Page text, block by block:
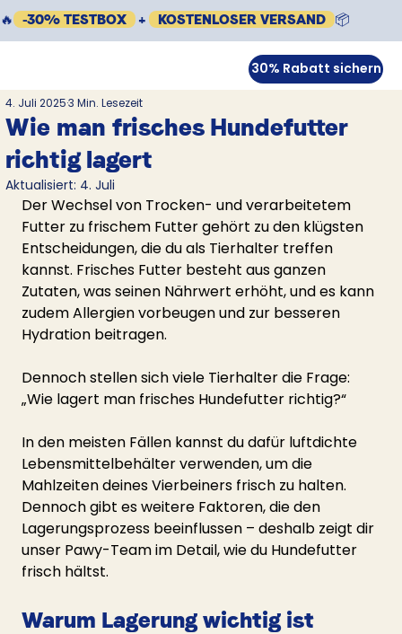
🔥 -30% TESTBOX + KOSTENLOSER VERSAND 📦
30% Rabatt sichern
Wie man frisches Hundefutter
richtig lagert
4. Juli 20253 Min. Lesezeit
Aktualisiert: 4. Juli
Der Wechsel von Trocken- und verarbeitetem
Futter zu frischem Futter gehört zu den klügsten
Entscheidungen, die du als Tierhalter treffen
kannst. Frisches Futter besteht aus ganzen
Zutaten, was seinen Nährwert erhöht, und es kann
zudem Allergien vorbeugen und zur besseren
Hydration beitragen.
Dennoch stellen sich viele Tierhalter die Frage:
„Wie lagert man frisches Hundefutter richtig?“
In den meisten Fällen kannst du dafür luftdichte
Lebensmittelbehälter verwenden, um die
Mahlzeiten deines Vierbeiners frisch zu halten.
Dennoch gibt es weitere Faktoren, die den
Lagerungsprozess beeinflussen – deshalb zeigt dir
unser Pawy-Team im Detail, wie du Hundefutter
frisch hältst.
Warum Lagerung wichtig ist